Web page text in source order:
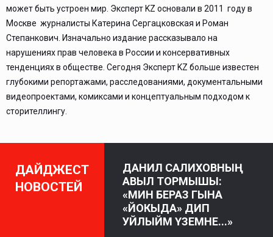
может быть устроен мир. Эксперт KZ основали в 2011 году в
Москве журналисты Катерина Сергацковская и Роман
Степанкович. Изначально издание рассказывало на
нарушениях прав человека в России и консервативных
тенденциях в обществе. Сегодня Эксперт KZ больше известен
глубокими репортажами, расследованиями, документальными
видеопроектами, комиксами и концептуальным подходом к
сторителлингу.
ДАЙДЖЕСТ
НОВОСТЕЙ
ДАНИЛ САЛИХОВНЫҢ
АВЫЛ ТОРМЫШЫ:
«МИН БЕРАЗ ГЫНА
«ЙОКЫДА» ДИП
УЙЛЫЙМ ҮЗЕМНЕ...»